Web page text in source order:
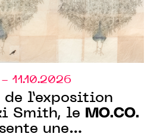
11.10.2026
l’exposition
Smith, le MO.CO.
une